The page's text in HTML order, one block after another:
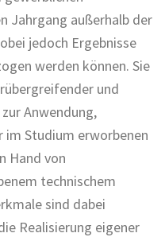
Jahrgang außerhalb der
jedoch Ergebnisse
werden können. Sie
und
Anwendung,
im Studium erworbenen
Hand von
technischem
sind dabei
Realisierung eigener